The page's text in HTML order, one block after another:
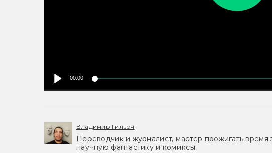
00:00
Владимир Гильен
Переводчик и журналист, мастер прожигать
научную фантастику и комиксы.